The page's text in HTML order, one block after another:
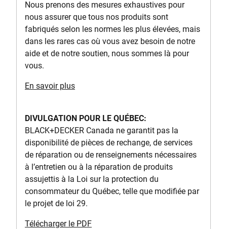
Nous prenons des mesures exhaustives pour
nous assurer que tous nos produits sont
fabriqués selon les normes les plus élevées, mais
dans les rares cas où vous avez besoin de notre
aide et de notre soutien, nous sommes là pour
vous.
En savoir plus
DIVULGATION POUR LE QUÉBEC:
BLACK+DECKER Canada ne garantit pas la
disponibilité de pièces de rechange, de services
de réparation ou de renseignements nécessaires
à l’entretien ou à la réparation de produits
assujettis à la Loi sur la protection du
consommateur du Québec, telle que modifiée par
le projet de loi 29.
Télécharger le PDF